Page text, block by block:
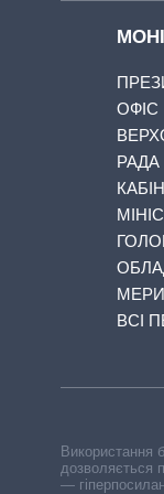
ОФІС
РАДА
ВСІ
Використання
дозволяється
—